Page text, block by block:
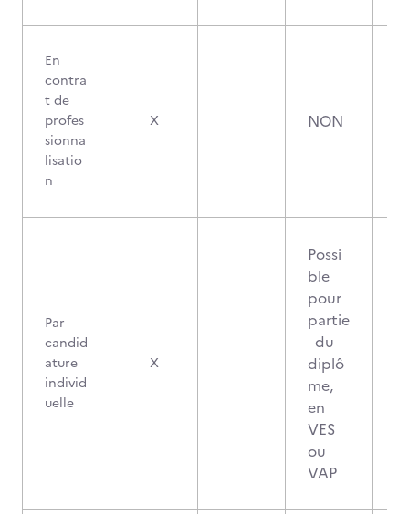
En
contra
t de
profes
sionna
lisatio
n
X NON
Par
candid
ature
individ
uelle
X
Possi
ble
pour
partie
du
diplô
me,
en
VES
ou
VAP